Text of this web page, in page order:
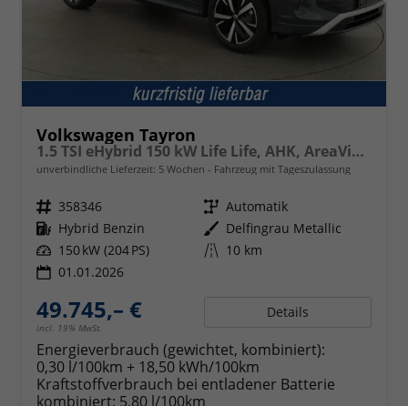
Volkswagen Tayron
1.5 TSI eHybrid 150 kW Life Life, AHK, AreaView, Side, Navi, Winter, 5-J. Garantie
unverbindliche Lieferzeit: 5 Wochen Fahrzeug mit Tageszulassung
Fahrzeugnr. 358346 Getriebe Automatik
Kraftstoff Hybrid Benzin Außenfarbe Delfingrau Metallic
Leistung 150 kW (204 PS) Kilometerstand 10 km
01.01.2026
49.745,– €
incl. 19% MwSt.
Details
Energieverbrauch (gewichtet, kombiniert):
0,30 l/100km + 18,50 kWh/100km
Kraftstoffverbrauch bei entladener Batterie
kombiniert: 5,80 l/100km